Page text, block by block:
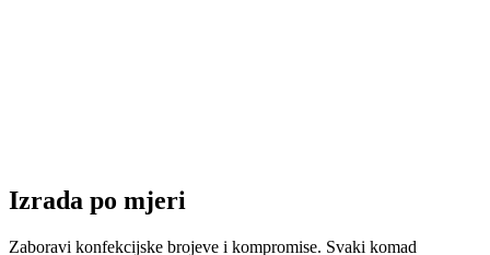
Izrada po mjeri
Zaboravi konfekcijske brojeve i kompromise. Svaki komad